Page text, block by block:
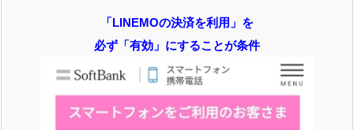
「LINEMOの決済を利用」を
必ず「有効」にすることが条件